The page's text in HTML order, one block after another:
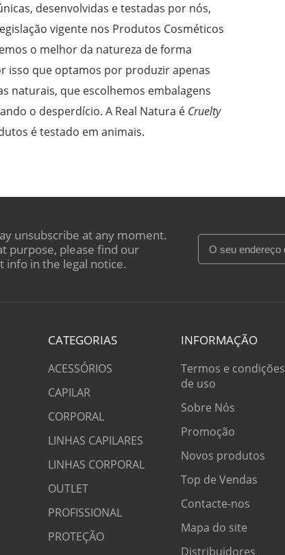
desenvolvidas e testadas por nós,
vigente nos Produtos Cosméticos
o melhor da natureza de forma
isso que optamos por produzir apenas
naturais, que escolhemos embalagens
o desperdício. A Real Natura é Cruelty
é testado em animais.
unsubscribe at any moment.
purpose, please find our
info in the legal notice.
CATEGORIAS
ACESSÓRIOS
CAPILAR
CORPORAL
LINHAS CAPILARES
LINHAS CORPORAL
OUTLET
PROFISSIONAL
PROTEÇÃO
INFORMAÇÃO
Termos e condições
de uso
Sobre Nós
Promoção
Novos produtos
Top de Vendas
Contacte-nos
Mapa do site
Distribuidores